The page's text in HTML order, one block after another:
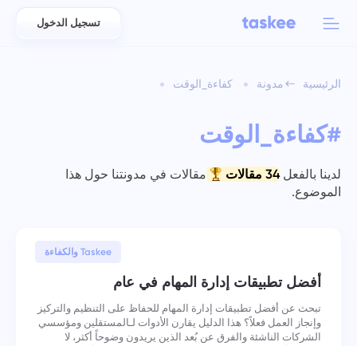
العربية
Azərbaycan
日本語
Deutsch
English
تسجيل الدخول
الرئيسية مدونة كفاءة_الوقت
#كفاءة_الوقت
لدينا بالفعل34 مقالات
مقالات في مدونتنا حول هذا
الموضوع.
Taskee والكفاءة
7 أغسطس, 2025
أفضل تطبيقات إدارة المهام في عام
تبحث عن أفضل تطبيقات إدارة المهام للحفاظ على التنظيم والتركيز
وإنجاز العمل فعلاً؟ هذا الدليل يقارن الأدوات لـالمستقلين ومؤسسي
الشركات الناشئة والفرق عن بُعد الذين يريدون وضوحاً أكثر، لا
ميزات Taskee
تعرّف على 7 المزيد من الميزات الملهمة
عرض جميع الميزات
تتبع وقت المهام، ومراقبة الزملاء، وإضافة الوقت يدويًا
المهام
للفرق
الصناعات